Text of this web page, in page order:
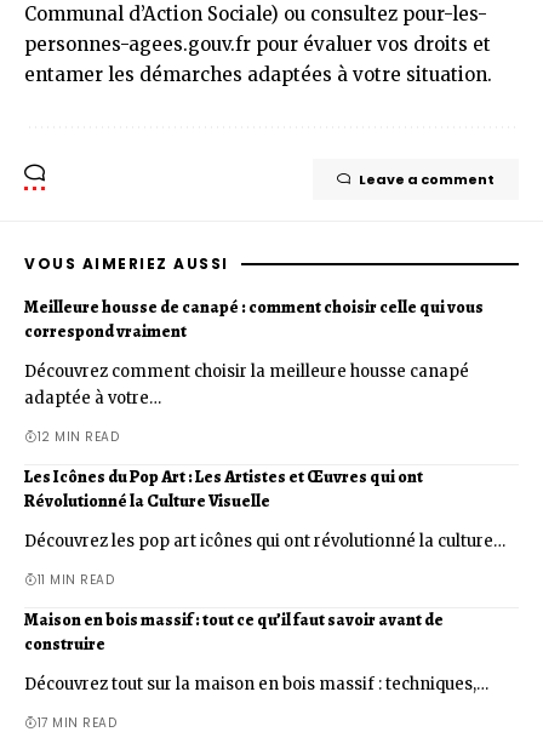
Communal d’Action Sociale) ou consultez pour-les-
personnes-agees.gouv.fr pour évaluer vos droits et
entamer les démarches adaptées à votre situation.
Leave a comment
VOUS AIMERIEZ AUSSI
Meilleure housse de canapé : comment choisir celle qui vous
correspond vraiment
Découvrez comment choisir la meilleure housse canapé
adaptée à votre…
12 MIN READ
Les Icônes du Pop Art : Les Artistes et Œuvres qui ont
Révolutionné la Culture Visuelle
Découvrez les pop art icônes qui ont révolutionné la culture…
11 MIN READ
Maison en bois massif : tout ce qu’il faut savoir avant de
construire
Découvrez tout sur la maison en bois massif : techniques,…
17 MIN READ